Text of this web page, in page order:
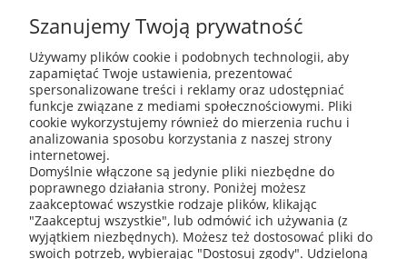
ABIS Pro sp. z o. o.
ul. Głogowska 11
30-416 Kraków
+48 531 809 706
Szanujemy Twoją prywatność
Używamy plików cookie i podobnych technologii, aby
zapamiętać Twoje ustawienia, prezentować
spersonalizowane treści i reklamy oraz udostępniać
funkcje związane z mediami społecznościowymi. Pliki
cookie wykorzystujemy również do mierzenia ruchu i
analizowania sposobu korzystania z naszej strony
internetowej.
Domyślnie włączone są jedynie pliki niezbędne do
poprawnego działania strony. Poniżej możesz
zaakceptować wszystkie rodzaje plików, klikając
"Zaakceptuj wszystkie", lub odmówić ich używania (z
wyjątkiem niezbędnych). Możesz też dostosować pliki do
swoich potrzeb, wybierając "Dostosuj zgody". Udzieloną